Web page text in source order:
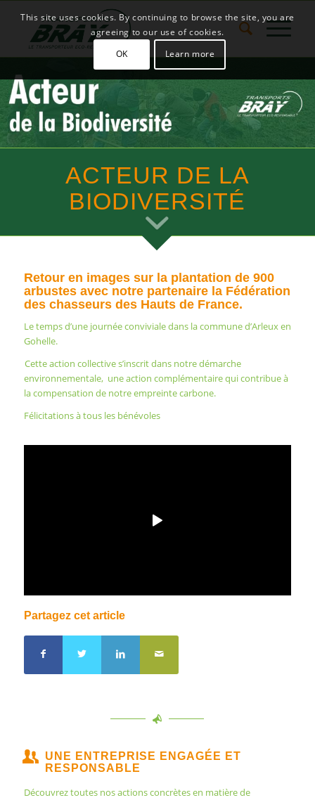
ACTEUR DE LA
BIODIVERSITÉ
Retour en images sur la plantation de 900
arbustes avec notre partenaire la Fédération
des chasseurs des Hauts de France.
Le temps d’une journée conviviale dans la commune d’Arleux en
Gohelle.
Cette action collective s’inscrit dans notre démarche
environnementale, une action complémentaire qui contribue à
la compensation de notre empreinte carbone.
Félicitations à tous les bénévoles
Partagez cet article
UNE ENTREPRISE ENGAGÉE ET
RESPONSABLE
Découvrez toutes nos actions concrètes en matière de
This site uses cookies. By continuing to browse the site, you are
agreeing to our use of cookies.
OK
Learn more